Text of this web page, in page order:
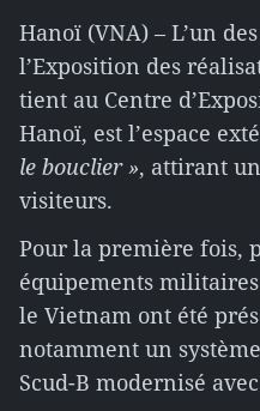
Hanoï (VNA) – L’un
l’Exposition des
tient au Centre
Hanoï, est l’espace
le bouclier », attirant
visiteurs.
Pour la première fois,
équipements
le Vietnam ont été
notamment un
Scud-B modernisé